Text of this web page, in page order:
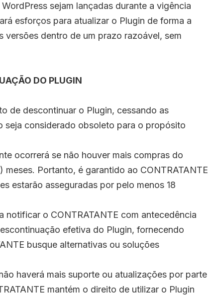
sejam lançadas durante a vigência
esforços para atualizar o Plugin de forma a
dentro de um prazo razoável, sem
DO PLUGIN
de descontinuar o Plugin, cessando as
seja considerado obsoleto para o propósito
ocorrerá se não houver mais compras do
Portanto, é garantido ao CONTRATANTE
estarão asseguradas por pelo menos 18
notificar o CONTRATANTE com antecedência
efetiva do Plugin, fornecendo
busque alternativas ou soluções
haverá mais suporte ou atualizações por parte
mantém o direito de utilizar o Plugin